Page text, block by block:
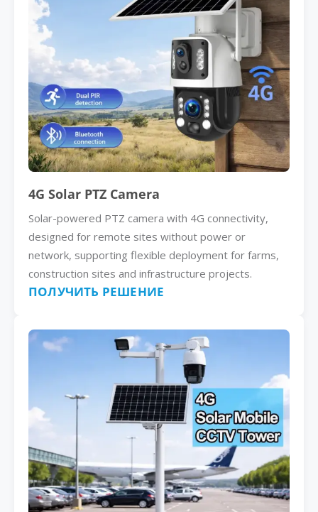
4G Solar PTZ Camera
Solar-powered PTZ camera with 4G connectivity,
designed for remote sites without power or
network, supporting flexible deployment for farms,
construction sites and infrastructure projects.
ПОЛУЧИТЬ РЕШЕНИЕ